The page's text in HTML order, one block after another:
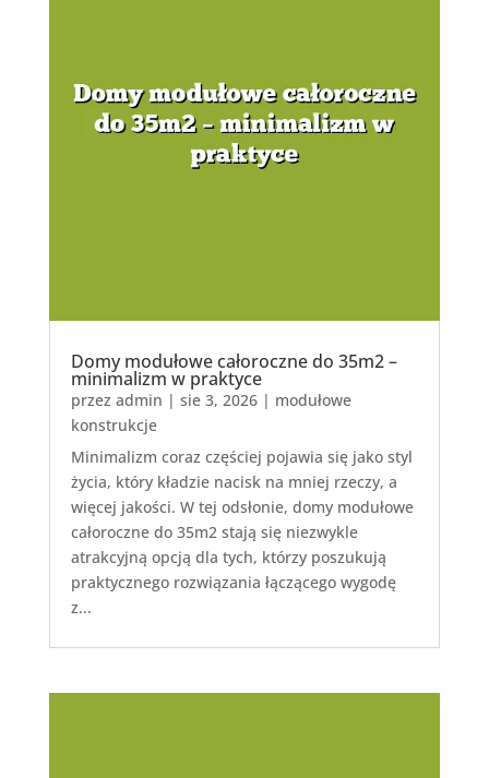
Domy modułowe całoroczne do 35m2 –
minimalizm w praktyce
przez admin | sie 3, 2026| modułowe
konstrukcje
Minimalizm coraz częściej pojawia się jako styl
życia, który kładzie nacisk na mniej rzeczy, a
więcej jakości. W tej odsłonie, domy modułowe
całoroczne do 35m2 stają się niezwykle
atrakcyjną opcją dla tych, którzy poszukują
praktycznego rozwiązania łączącego wygodę
z...